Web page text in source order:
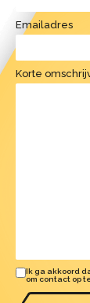
Emailadres
Korte
Ik ga akkoord
om contact op